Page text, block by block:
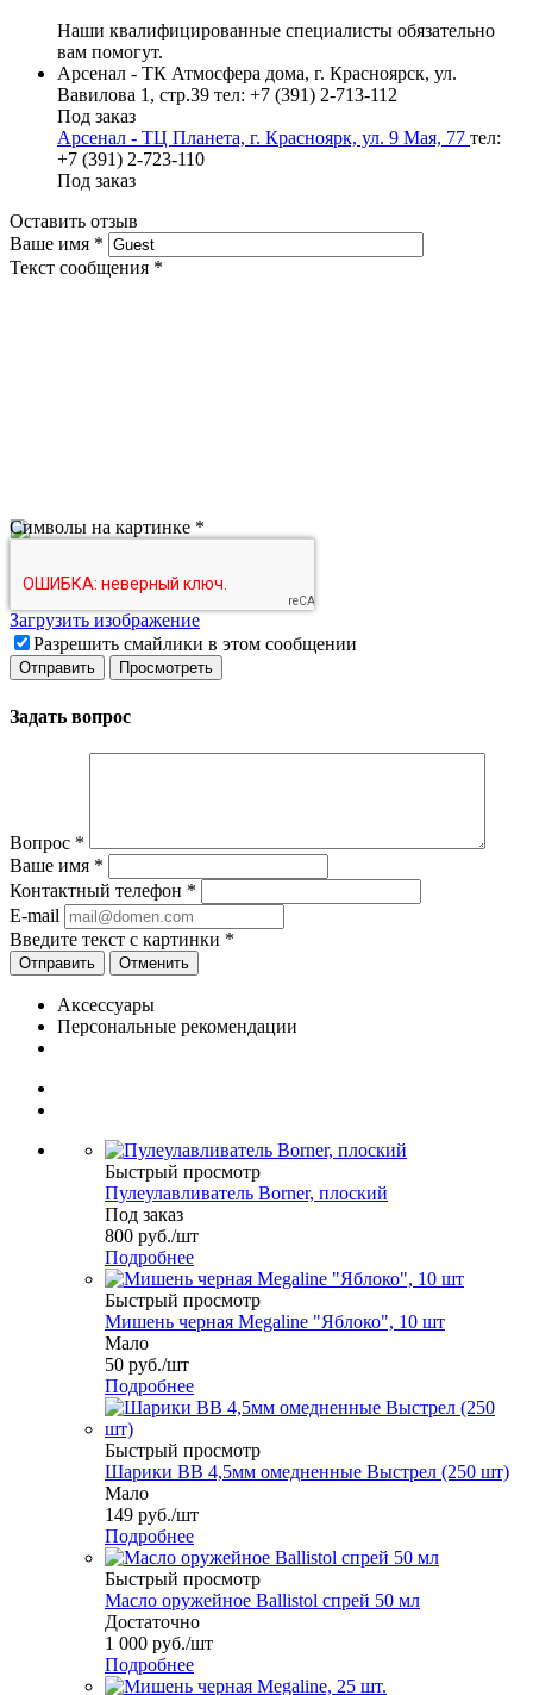
Наши квалифицированные специалисты обязательно
вам помогут.
Арсенал - ТК Атмосфера дома, г. Красноярск, ул.
Вавилова 1, стр.39 тел: +7 (391) 2-713-112
Под заказ
Арсенал - ТЦ Планета, г. Красноярк, ул. 9 Мая, 77 тел:
+7 (391) 2-723-110
Под заказ
Оставить отзыв
Ваше имя *
Текст сообщения *
Символы на картинке *
Загрузить изображение
Разрешить смайлики в этом сообщении
Задать вопрос
Вопрос *
Ваше имя *
Контактный телефон *
E-mail
Введите текст с картинки *
Отменить
Аксессуары
Персональные рекомендации
Быстрый просмотр
Пулеулавливатель Borner, плоский
Под заказ
800 руб./шт
Подробнее
Быстрый просмотр
Мишень черная Megaline "Яблоко", 10 шт
Мало
50 руб./шт
Подробнее
Быстрый просмотр
Шарики ВВ 4,5мм омедненные Выстрел (250 шт)
Мало
149 руб./шт
Подробнее
Быстрый просмотр
Масло оружейное Ballistol спрей 50 мл
Достаточно
1 000 руб./шт
Подробнее